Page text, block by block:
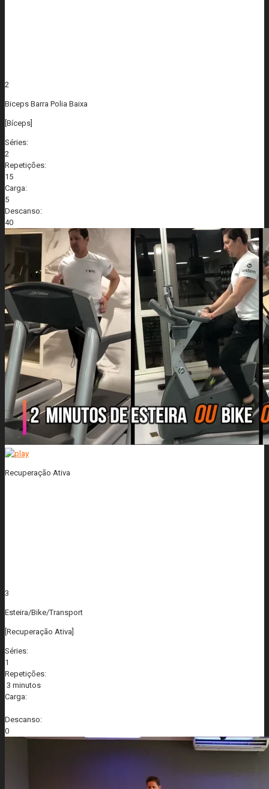
2
Biceps Barra Polia Baixa
[Bíceps]
Séries:
2
Repetições:
15
Carga:
5
Descanso:
40
Recuperação Ativa
3
Esteira/Bike/Transport
[Recuperação Ativa]
Séries:
1
Repetições:
3 minutos
Carga:
Descanso:
0